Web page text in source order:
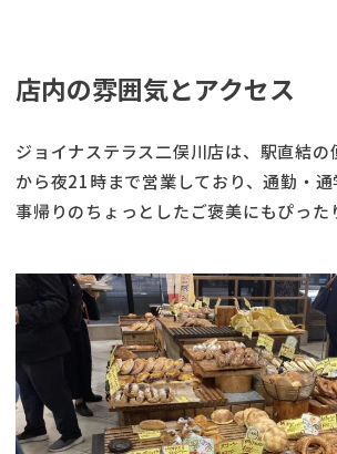
店内の雰囲気とアクセス
ジョイナステラス二俣川店は、駅直結
から夜21時まで営業しており、通勤・
事帰りのちょっとしたご褒美にもぴった